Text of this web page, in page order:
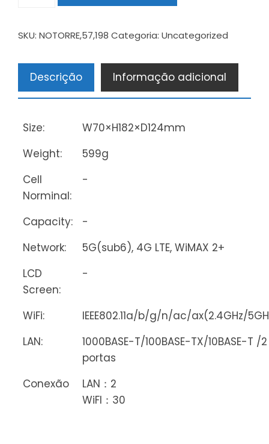
SKU: NOTORRE,57,198 Categoria: Uncategorized
Descrição Informação adicional
Size:
W70×H182×D124mm
Weight:
599g
Cell
Norminal:
-
Capacity:
-
Network:
5G(sub6), 4G LTE, WiMAX 2+
LCD
Screen:
-
WiFi:
IEEE802.11a/b/g/n/ac/ax(2.4GHz/
LAN:
1000BASE-T/100BASE-TX/10BASE-T /2
portas
Conexão
LAN：2
WiFI：30